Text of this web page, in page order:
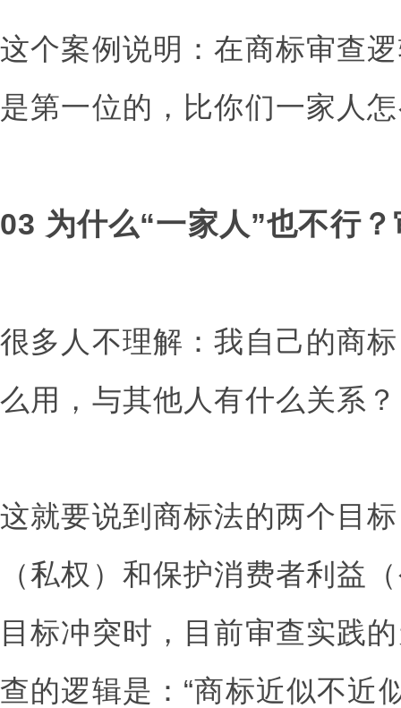
这个案例说明：在商标审查
是第一位的，比你们一家人
03 为什么“一家人”也不行
很多人不理解：我自己的商
么用，与其他人有什么关系？
这就要说到商标法的两个目
（私权）和保护消费者利益
目标冲突时，目前审查实践
查的逻辑是：“商标近似不近